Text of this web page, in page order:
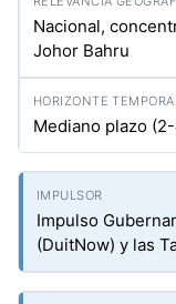
Nacional,
Johor Bahru
Mediano plazo
Impulso
(DuitNow) y las